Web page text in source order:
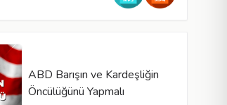
ABD Barışın ve Kardeşliğin
Öncülüğünü Yapmalı